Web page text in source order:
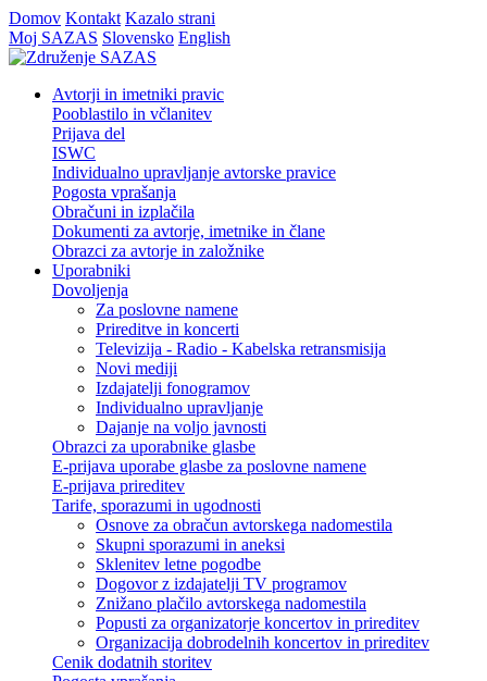
Domov Kontakt Kazalo strani
Moj SAZAS Slovensko English
Avtorji in imetniki pravic
Pooblastilo in včlanitev
Prijava del
ISWC
Individualno upravljanje avtorske pravice
Pogosta vprašanja
Obračuni in izplačila
Dokumenti za avtorje, imetnike in člane
Obrazci za avtorje in založnike
Uporabniki
Dovoljenja
Za poslovne namene
Prireditve in koncerti
Televizija - Radio - Kabelska retransmisija
Novi mediji
Izdajatelji fonogramov
Individualno upravljanje
Dajanje na voljo javnosti
Obrazci za uporabnike glasbe
E-prijava uporabe glasbe za poslovne namene
E-prijava prireditev
Tarife, sporazumi in ugodnosti
Osnove za obračun avtorskega nadomestila
Skupni sporazumi in aneksi
Sklenitev letne pogodbe
Dogovor z izdajatelji TV programov
Znižano plačilo avtorskega nadomestila
Popusti za organizatorje koncertov in prireditev
Organizacija dobrodelnih koncertov in prireditev
Cenik dodatnih storitev